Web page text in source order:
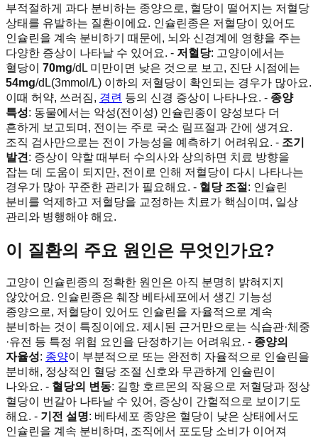
부적절하게 과다 분비하는 종양으로, 혈당이 떨어지는 저혈당
상태를 유발하는 질환이에요. 인슐린종은 저혈당이 있어도
인슐린을 계속 분비하기 때문에, 뇌와 신경계에 영향을 주는
다양한 증상이 나타날 수 있어요. - 저혈당: 고양이에서는
혈당이 70mg/dL 미만이면 낮은 것으로 보고, 진단 시점에는
54mg/dL(3mmol/L) 이하의 저혈당이 확인되는 경우가 많아요.
이때 허약, 쓰러짐, 경련 등의 신경 증상이 나타나요. - 종양
특성: 동물에서는 악성(전이성) 인슐린종이 양성보다 더
흔하게 보고되며, 전이는 주로 국소 림프절과 간에 생겨요.
조직 검사만으로는 전이 가능성을 예측하기 어려워요. - 조기
발견 : 증상이 약할 때부터 수의사와 상의하면 치료 방향을
잡는 데 도움이 되지만, 전이로 인해 저혈당이 다시 나타나는
경우가 많아 꾸준한 관리가 필요해요. - 혈당 조절 : 인슐린
분비를 억제하고 저혈당을 교정하는 치료가 핵심이며, 일상
관리와 병행해야 해요.
이 질환의 주요 원인은 무엇인가요?
고양이 인슐린종의 정확한 원인은 아직 분명히 밝혀지지
않았어요. 인슐린종은 췌장 베타세포에서 생긴 기능성
종양으로, 저혈당이 있어도 인슐린을 자율적으로 계속
분비하는 것이 특징이에요. 제시된 근거만으로는 식습관·체중
·유전 등 특정 위험 요인을 단정하기는 어려워요. - 종양의
자율성: 종양이 부분적으로 또는 완전히 자율적으로 인슐린을
분비해, 정상적인 혈당 조절 신호와 무관하게 인슐린이
나와요. - 혈당의 변동: 길항 호르몬의 작용으로 저혈당과 정상
혈당이 번갈아 나타날 수 있어, 증상이 간헐적으로 보이기도
해요. - 기전 설명: 베타세포 종양은 혈당이 낮은 상태에서도
인슐린을 계속 분비하며, 조직에서 포도당 소비가 이어져